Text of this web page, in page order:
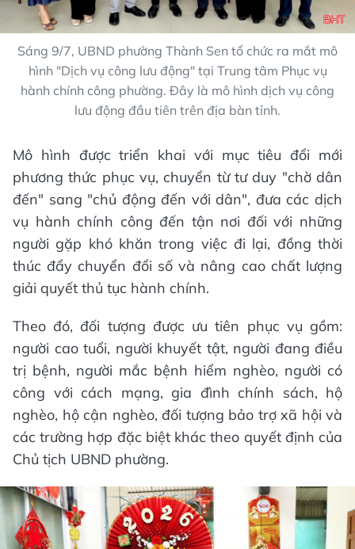
Sáng 9/7, UBND phường Thành Sen tổ chức ra mắt mô
hình "Dịch vụ công lưu động" tại Trung tâm Phục vụ
hành chính công phường. Đây là mô hình dịch vụ công
lưu động đầu tiên trên địa bàn tỉnh.
Mô hình được triển khai với mục tiêu đổi mới
phương thức phục vụ, chuyển từ tư duy "chờ dân
đến" sang "chủ động đến với dân", đưa các dịch
vụ hành chính công đến tận nơi đối với những
người gặp khó khăn trong việc đi lại, đồng thời
thúc đẩy chuyển đổi số và nâng cao chất lượng
giải quyết thủ tục hành chính.
Theo đó, đối tượng được ưu tiên phục vụ gồm:
người cao tuổi, người khuyết tật, người đang điều
trị bệnh, người mắc bệnh hiểm nghèo, người có
công với cách mạng, gia đình chính sách, hộ
nghèo, hộ cận nghèo, đối tượng bảo trợ xã hội và
các trường hợp đặc biệt khác theo quyết định của
Chủ tịch UBND phường.